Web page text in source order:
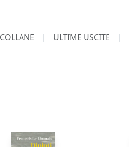
COLLANE ULTIME USCITE